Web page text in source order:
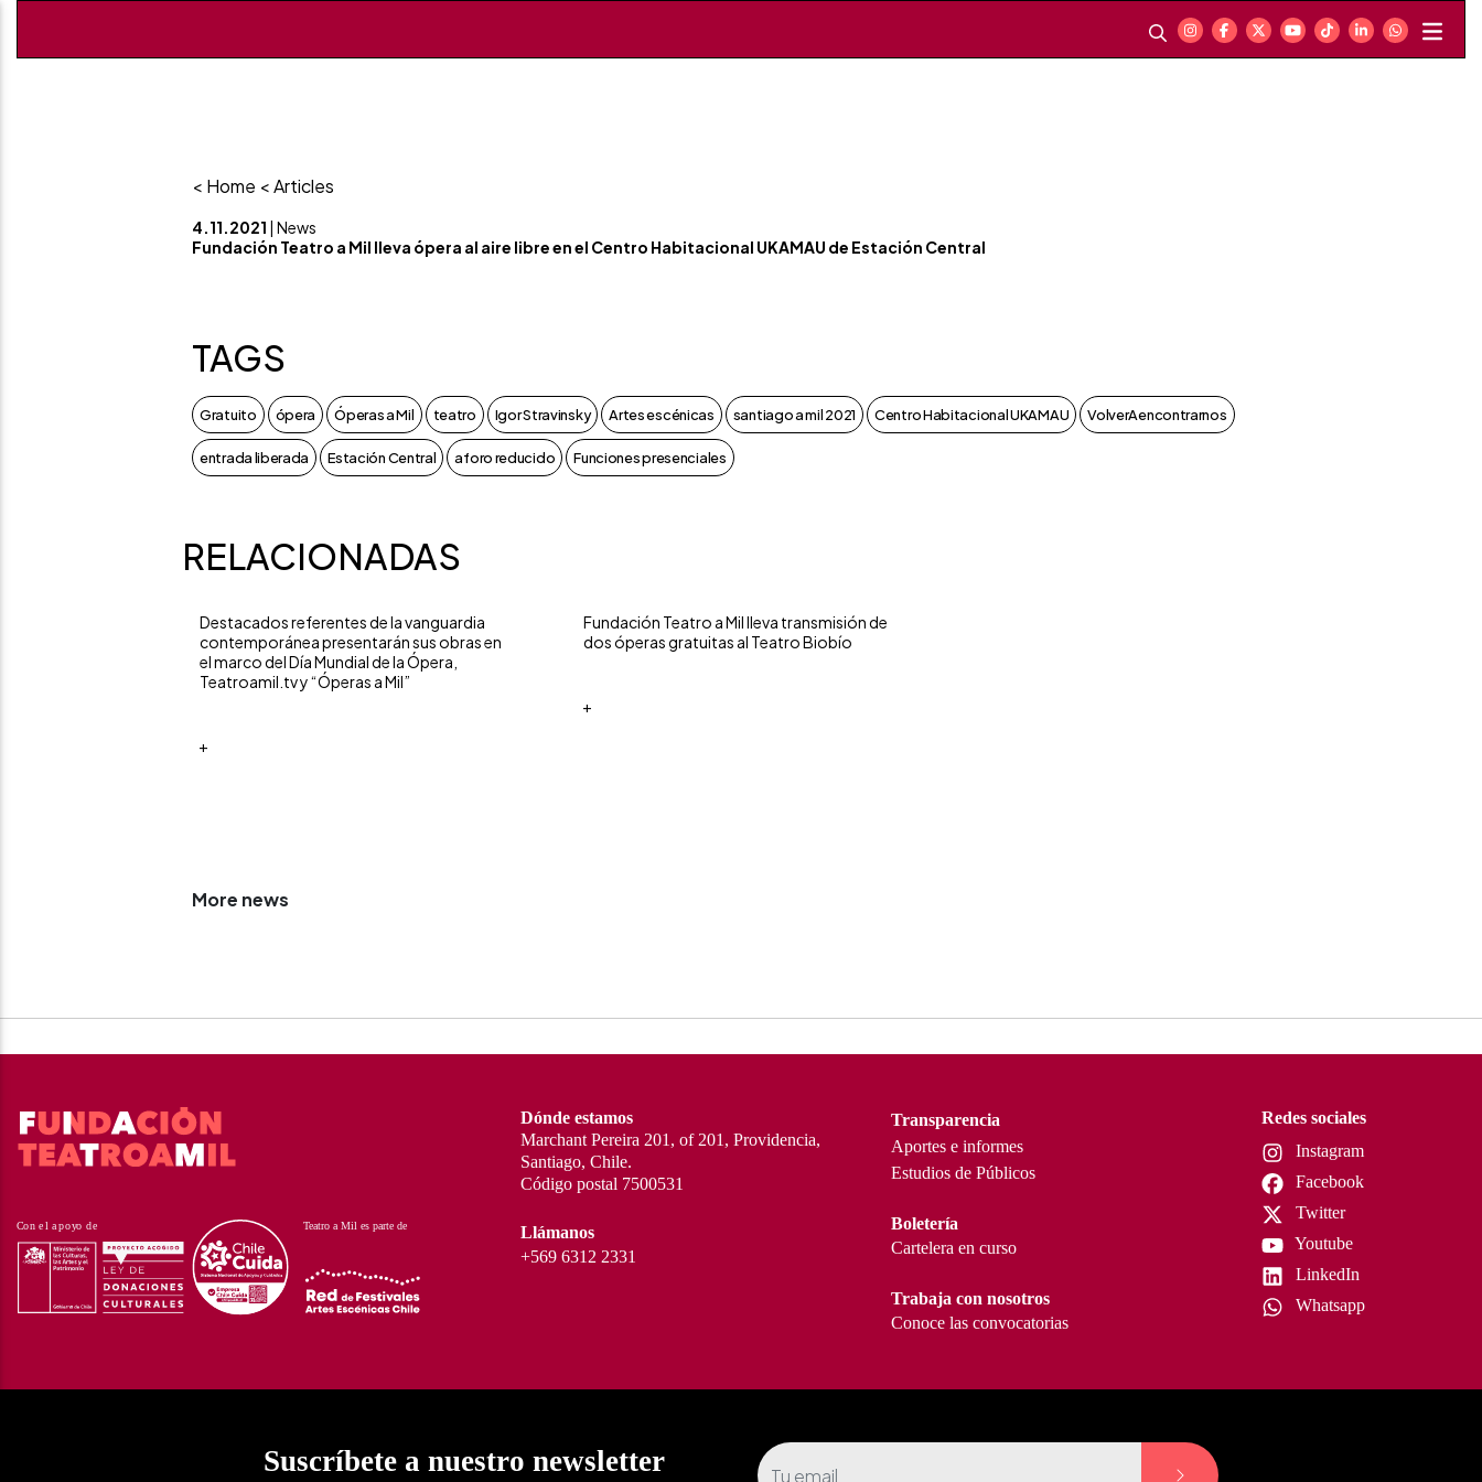
< Home < Articles
4.11.2021 | News
Fundación Teatro a Mil lleva ópera al aire libre en el Centro Habitacional UKAMAU de Estación Central
TAGS
Gratuito ópera Óperas a Mil teatro Igor Stravinsky Artes escénicas santiago a mil 2021 Centro Habitacional UKAMAU VolverAencontrarnos
entrada liberada Estación Central aforo reducido Funciones presenciales
RELACIONADAS
Destacados referentes de la vanguardia
contemporánea presentarán sus obras en
el marco del Día Mundial de la Ópera,
Teatroamil.tv y “Óperas a Mil”
+
Fundación Teatro a Mil lleva transmisión de
dos óperas gratuitas al Teatro Biobío
+
More news
Dónde estamos
Marchant Pereira 201, of 201, Providencia,
Santiago, Chile.
Código postal 7500531
Llámanos
+569 6312 2331
Transparencia
Aportes e informes
Estudios de Públicos
Boletería
Cartelera en curso
Trabaja con nosotros
Conoce las convocatorias
Redes sociales
Instagram
Facebook
Twitter
Youtube
LinkedIn
Whatsapp
Suscríbete a nuestro newsletter